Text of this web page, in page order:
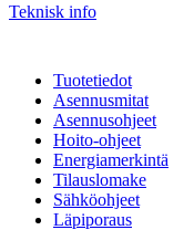
Teknisk info
Tuotetiedot
Asennusmitat
Asennusohjeet
Hoito-ohjeet
Energiamerkintä
Tilauslomake
Sähköohjeet
Läpiporaus